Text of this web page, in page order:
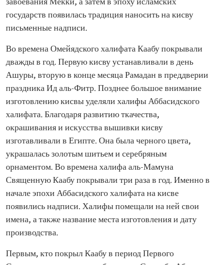
завоевания Мекки, а затем в эпоху исламских
государств появилась традиция наносить на кисву
письменные надписи.
Во времена Омейядского халифата Каабу покрывали
дважды в год. Первую кисву устанавливали в день
Ашуры, вторую в конце месяца Рамадан в преддверии
праздника Ид аль-Фитр. Позднее большое внимание
изготовлению кисвы уделяли халифы Аббасидского
халифата. Благодаря развитию ткачества,
окрашивания и искусства вышивки кисву
изготавливали в Египте. Она была черного цвета,
украшалась золотым шитьем и серебряным
орнаментом. Во времена халифа аль-Мамуна
Священную Каабу покрывали три раза в год. Именно в
начале эпохи Аббасидского халифата на кисве
появились надписи. Халифы помещали на ней свои
имена, а также название места изготовления и дату
производства.
Первым, кто покрыл Каабу в период Первого